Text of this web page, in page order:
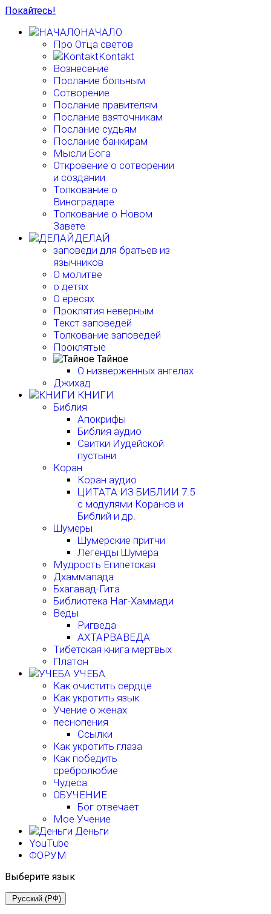
Покайтесь!
НАЧАЛО
Про Отца светов
Kontakt
Вознесение
Послание больным
Сотворение
Послание правителям
Послание взяточникам
Послание судьям
Послание банкирам
Мысли Бога
Откровение о сотворении
и создании
Толкование о
Виноградаре
Толкование о Новом
Завете
ДЕЛАЙ
заповеди для братьев из
язычников
О молитве
о детях
О ересях
Проклятия неверным
Текст заповедей
Толкование заповедей
Проклятые
Тайное
О низверженных ангелах
Джихад
КНИГИ
Библия
Апокрифы
Библия аудио
Свитки Иудейской
пустыни
Коран
Коран аудио
ЦИТАТА ИЗ БИБЛИИ 7.5
с модулями Коранов и
Библий и др.
Шумеры
Шумерские притчи
Легенды Шумера
Мудрость Египетская
Дхаммапада
Бхагавад-Гита
Библиотека Наг-Хаммади
Веды
Ригведа
АХТАРВАВЕДА
Тибетская книга мертвых
Платон
УЧЕБА
Как очистить сердце
Как укротить язык
Учение о женах
песнопения
Ссылки
Как укротить глаза
Как победить
сребролюбие
Чудеса
ОБУЧЕНИЕ
Бог отвечает
Мое Учение
Деньги
YouTube
ФОРУМ
Выберите язык
Русский (РФ)